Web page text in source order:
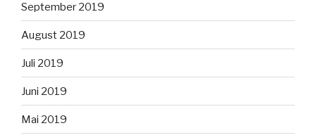
September 2019
August 2019
Juli 2019
Juni 2019
Mai 2019